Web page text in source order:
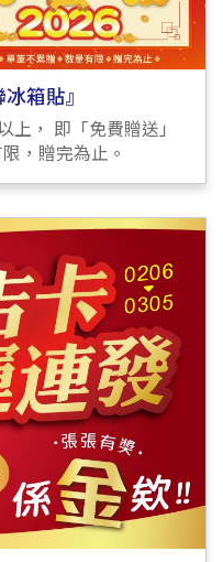
箱貼』
， 即「免費贈送」
，贈完為止。